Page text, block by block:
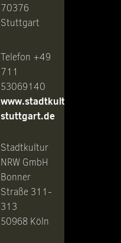
70376
Stuttgart
Telefon +49
711
53069140
www.stadtkultur-
stuttgart.de
Stadtkultur
NRW GmbH
Bonner
Straße 311-
313
50968 Köln